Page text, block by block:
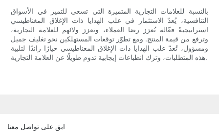
بالنسبة للعلامات التجارية المتميزة التي تسعى للتميز في الأسواق
التنافسية، يُعدّ الاستثمار في علب الهدايا ذات الإغلاق المغناطيسي
استراتيجيةً فعّالة تُعزز رضا العملاء، وتعزز ولائهم للعلامة التجارية،
وترفع من قيمة المنتج. ومع تطوّر توقعات المستهلكين نحو تغليف جميل
ومسؤول، تُعدّ علب الهدايا ذات الإغلاق المغناطيسي خيارًا رائدًا لتلبية
هذه المتطلبات، وترك انطباعات إيجابية تدوم طويلًا عن العلامة التجارية.
ابق على تواصل معنا